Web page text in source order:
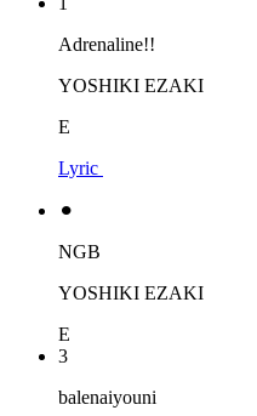
Adrenaline!!
YOSHIKI EZAKI
E
Lyric
⚫︎
NGB
YOSHIKI EZAKI
E
3
balenaiyouni